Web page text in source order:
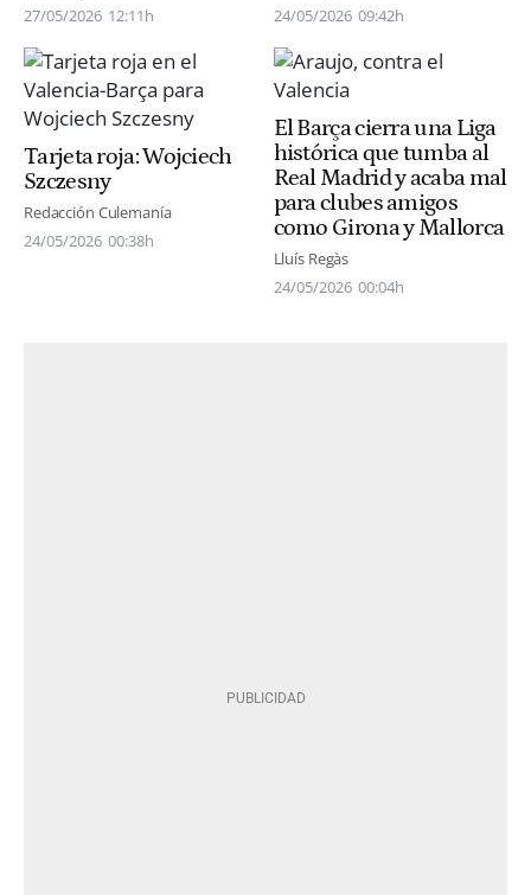
27/05/2026 12:11h
24/05/2026 09:42h
Tarjeta roja: Wojciech
Szczesny
Redacción Culemanía
24/05/2026 00:38h
El Barça cierra una Liga
histórica que tumba al
Real Madrid y acaba mal
para clubes amigos
como Girona y Mallorca
Lluís Regàs
24/05/2026 00:04h